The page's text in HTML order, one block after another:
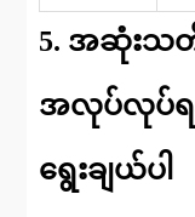
5. အဆုံးသ
အလုပ်လုပ်ရ
ရွေးချယ်ပါ